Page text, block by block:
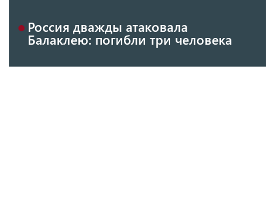
Россия дважды атаковала
Балаклею: погибли три человека